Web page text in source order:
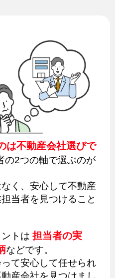
は不動産会社選びで
の2つの軸で選ぶのが
く、安心して不動産
当者を見つけること
トは 担当者の実
などです。
て安心して任せられ
産会社を見つけまし